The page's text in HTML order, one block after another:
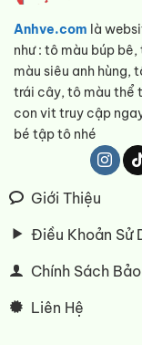
Anhve.com là
như : tô màu búp
màu siêu anh hùng,
trái cây, tô màu thể
con vit truy cập
bé tập tô nhé
Giới Thiệu
Điều Khoản Sử
Chính Sách
Liên Hệ